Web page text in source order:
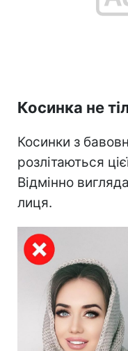
Косинка не
Косинки з
розлітаються
Відмінно
лиця.